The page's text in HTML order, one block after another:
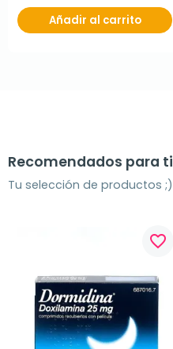
Añadir al carrito
Recomendados para ti
Tu selección de productos ;)
favorite_border